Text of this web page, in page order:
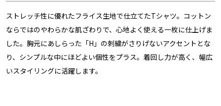
ストレッチ性に優れたフライス生地で仕立てたTシャツ。コットン
ならではのやわらかな肌ざわりで、心地よく使える一枚に仕上げま
した。胸元にあしらった「H」の刺繍がさりげないアクセントとな
り、シンプルな中にほどよい個性をプラス。着回し力が高く、幅広
いスタイリングに活躍します。